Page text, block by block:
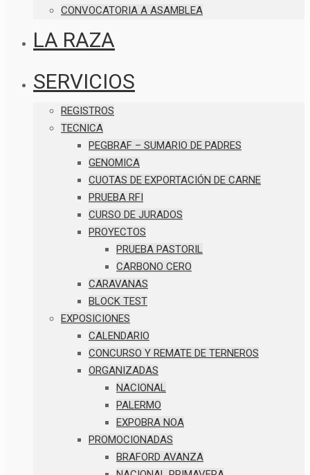
CONVOCATORIA A ASAMBLEA
LA RAZA
SERVICIOS
REGISTROS
TECNICA
PEGBRAF – SUMARIO DE PADRES
GENOMICA
CUOTAS DE EXPORTACIÓN DE CARNE
PRUEBA RFI
CURSO DE JURADOS
PROYECTOS
PRUEBA PASTORIL
CARBONO CERO
CARAVANAS
BLOCK TEST
EXPOSICIONES
CALENDARIO
CONCURSO Y REMATE DE TERNEROS
ORGANIZADAS
NACIONAL
PALERMO
EXPOBRA NOA
PROMOCIONADAS
BRAFORD AVANZA